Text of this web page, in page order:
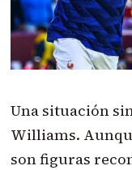
Una situación
Williams.
son figuras